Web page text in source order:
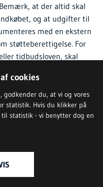
cookies
godkender du, at vi og vores
statistik. Hvis du klikker på
til statistik - vi benytter dog en
at der altid skal
og at udgifter til
med en ekstern
støtteberettigelse. For
tidbudsloven, skal
følgende i noten til
forventede forbrug.
og udstyr